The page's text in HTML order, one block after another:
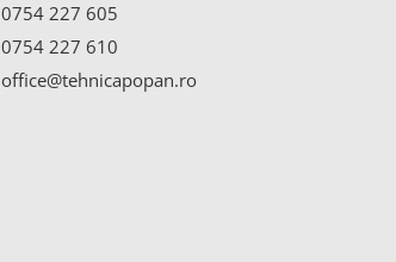
0754 227 605
0754 227 610
office@tehnicapopan.ro